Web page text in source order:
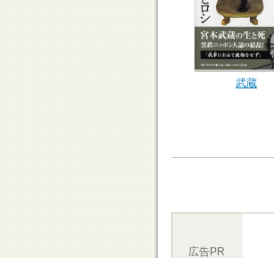
武蔵
広告PR